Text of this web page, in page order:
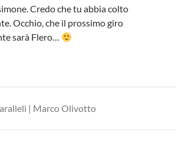
Credo che tu abbia colto
Occhio, che il prossimo giro
sarà Flero…
| Marco Olivotto